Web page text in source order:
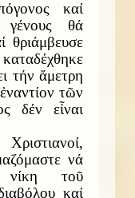
καί
γένους θά
θριάμβευσε
τήν ἄμετρη
τῶν
δέν εἶναι
νά
νίκη τοῦ
καί